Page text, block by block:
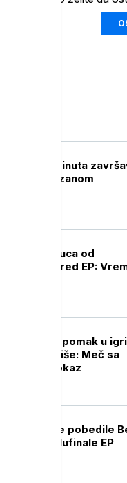
posle pet minuta
sa Partizanom
Vilagoš puca od
pred EP:
napravio pomak u
mnogo više: Meč sa
kao putokaz
Srbije pobedile
se u polufinale EP